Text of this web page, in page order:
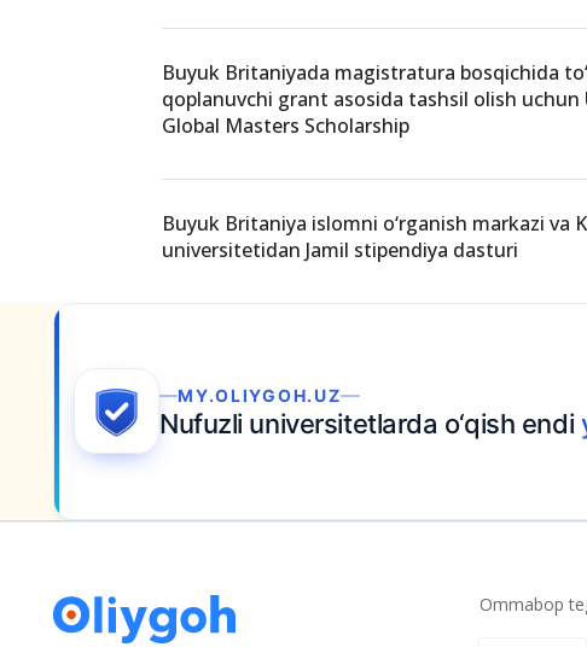
Buyuk Britaniyada magistratura bosqichida
qoplanuvchi grant asosida tashsil olish uchun
Global Masters Scholarship
Buyuk Britaniya islomni o‘rganish markazi va
universitetidan Jamil stipendiya dasturi
MY.OLIYGOH.UZ
Nufuzli universitetlarda o‘qish endi
Ommabop